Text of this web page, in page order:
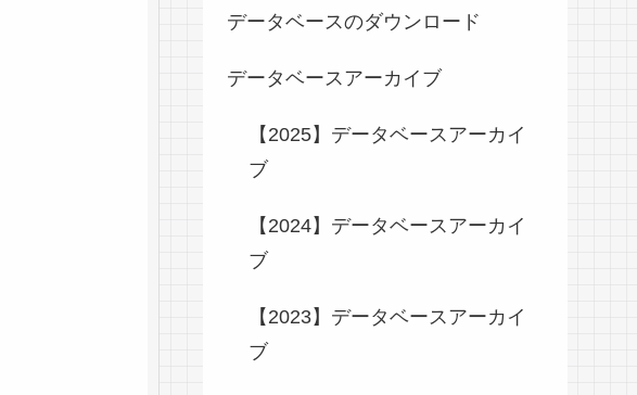
データベースのダウンロード
データベースアーカイブ
【2025】データベースアーカイ
ブ
【2024】データベースアーカイ
ブ
【2023】データベースアーカイ
ブ